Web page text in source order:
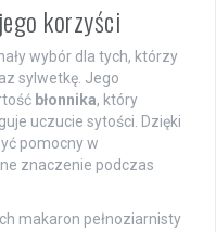
korzyści
wybór dla tych, którzy
sylwetkę. Jego
błonnika, który
uczucie sytości. Dzięki
pomocny w
znaczenie podczas
makaron pełnoziarnisty